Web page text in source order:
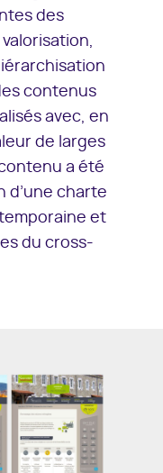
des
contenus
avec, en
de larges
a été
d’une charte
et
du cross-